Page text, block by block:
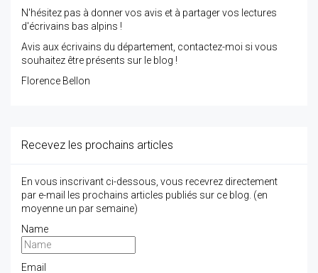
N'hésitez pas à donner vos avis et à partager vos lectures
d'écrivains bas alpins !
Avis aux écrivains du département, contactez-moi si vous
souhaitez être présents sur le blog !
Florence Bellon
Recevez les prochains articles
En vous inscrivant ci-dessous, vous recevrez directement
par e-mail les prochains articles publiés sur ce blog. (en
moyenne un par semaine)
Name
Email